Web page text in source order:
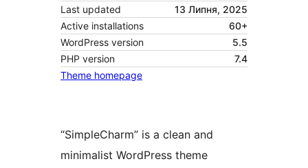
Last updated
13 Липня, 2025
Active installations
60+
WordPress version
5.5
PHP version
7.4
Theme homepage
“SimpleCharm” is a clean and
minimalist WordPress theme